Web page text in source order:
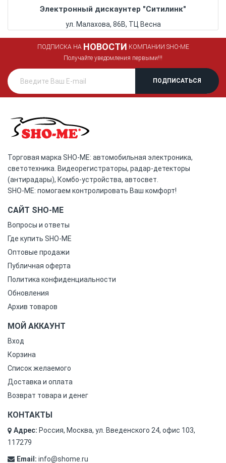
Электронный дискаунтер "Ситилинк"
ул. Малахова, 86В, ТЦ Весна
ПОДПИСКА НА НОВОСТИ КОМПАНИИ SHO-ME
Получайте уведомления первыми!!!
Торговая марка SHO-ME: автомобильная электроника,
светотехника. Видеорегистраторы, радар-детекторы
(антирадары), Комбо-устройства, автосвет.
SHO-ME: помогаем контролировать Ваш комфорт!
САЙТ SHO-ME
Вопросы и ответы
Где купить SHO-ME
Оптовые продажи
Публичная оферта
Политика конфиденциальности
Обновления
Архив товаров
МОЙ АККАУНТ
Вход
Корзина
Список желаемого
Доставка и оплата
Возврат товара и денег
КОНТАКТЫ
Адрес: Россия, Москва, ул. Введенского 24, офис 103,
117279
Email: info@shome.ru